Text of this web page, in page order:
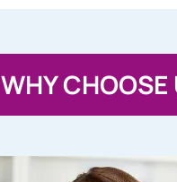
WHY CHOOSE